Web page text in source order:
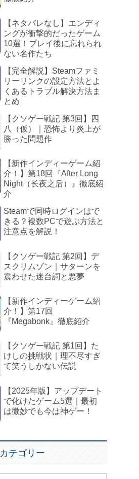
【ネタバレなし】エンディ
ングが衝撃的だったゲーム
10選！プレイ後に忘れられ
ない名作たち
【完全解説】Steamファミ
リーリンクの設定方法とよ
くあるトラブル解決方法ま
とめ
【クソゲー戦記 第3回】四
八（仮）｜恐怖より炎上が
勝った問題作
【新作インディーゲーム紹
介！】第18回『After Long
Night（长夜之后）』徹底紹
介
Steamで同時ログインはで
きる？複数PCで遊ぶ方法と
注意点を解説！
【クソゲー戦記 第2回】デ
スクリムゾン｜サターンを
震わせた迷台詞と悪夢
【新作インディーゲーム紹
介！】第17回
『Megabonk』徹底紹介
【クソゲー戦記 第1回】た
けしの挑戦状｜理不尽すぎ
て笑うしかない伝説
【2025年版】アップデート
で化けたゲーム5選｜最初
は微妙でも今は神ゲー！
カテゴリー